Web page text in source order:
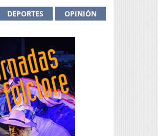
OPINIÓN
DEPORTES